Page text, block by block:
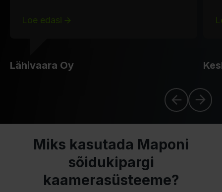
Loe edasi
Lähivaara Oy
Miks kasutada Maponi
sõidukipargi
kaamerasüsteeme?